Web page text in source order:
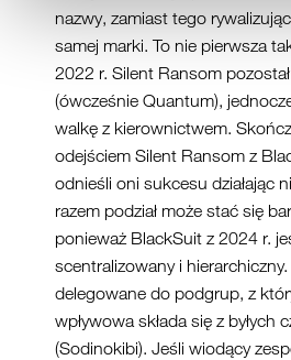
nazwy, zamiast tego
samej marki. To nie pierwsza
2022 r. Silent Ransom
(ówcześnie Quantum),
walkę z kierownictwem.
odejściem Silent Ransom z
odnieśli oni sukcesu działając
razem podział może stać się
ponieważ BlackSuit z 2024 r.
scentralizowany i
delegowane do podgrup, z
wpływowa składa się z byłych
(Sodinokibi). Jeśli wiodący